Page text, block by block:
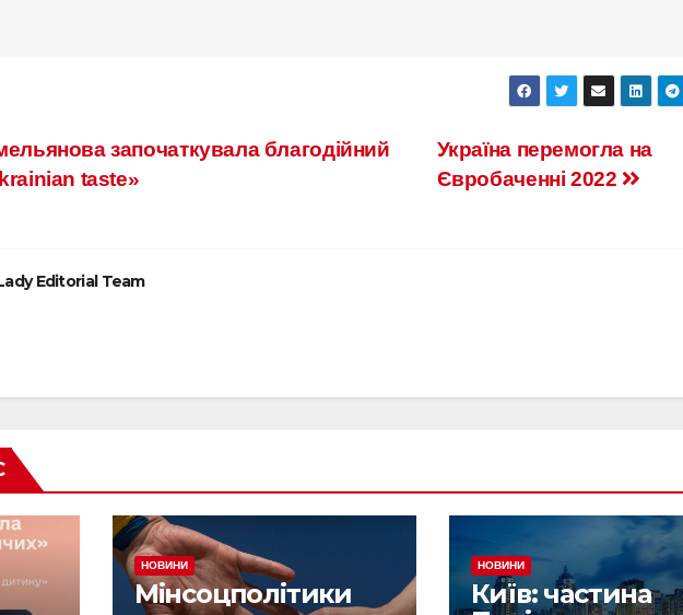
Україна перемогла на
Євробаченні 2022
започаткувала благодійний
tastе»
Editorial Team
НОВИНИ
Мінсоцполітики
НОВИНИ
Київ: частина